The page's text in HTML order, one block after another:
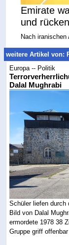
Emirate
und
Nach iranischen
weitere Artikel von:
Europa -- Politik
Dalal Mughrabi
Schüler liefen durch
Bild von Dalal
ermordete 1978 38
Gruppe griff